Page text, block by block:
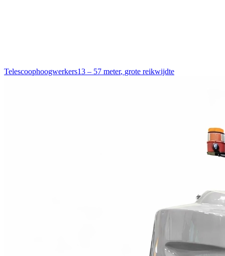
Telescoophoogwerkers13 – 57 meter, grote reikwijdte